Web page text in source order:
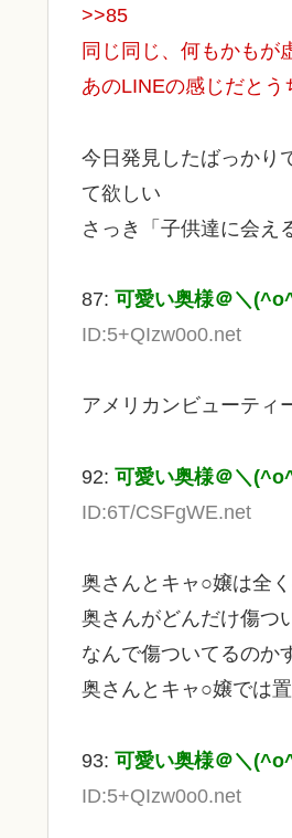
>>85
同じ同じ、何もかもが
あのLINEの感じだと
今日発見したばっかり
て欲しい
さっき「子供達に会え
87: 可愛い奥様＠＼
ID:5+QIzw0o0.net
アメリカンビューティ
92: 可愛い奥様＠＼
ID:6T/CSFgWE.net
奥さんとキャ○嬢は全
奥さんがどんだけ傷つ
なんで傷ついてるのか
奥さんとキャ○嬢では
93: 可愛い奥様＠＼
ID:5+QIzw0o0.net